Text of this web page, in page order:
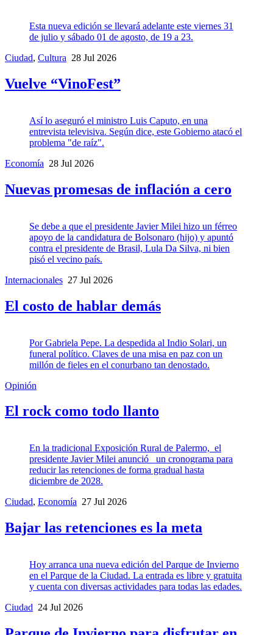
Esta nueva edición se llevará adelante este viernes 31
de julio y sábado 01 de agosto, de 19 a 23.
Ciudad, Cultura 28 Jul 2026
Vuelve “VinoFest”
Así lo aseguró el ministro Luis Caputo, en una
entrevista televisiva. Según dice, este Gobierno atacó el
problema "de raíz".
Economía 28 Jul 2026
Nuevas promesas de inflación a cero
Se debe a que el presidente Javier Milei hizo un férreo
apoyo de la candidatura de Bolsonaro (hijo) y apuntó
contra el presidente de Brasil, Lula Da Silva, ni bien
pisó el vecino país.
Internacionales 27 Jul 2026
El costo de hablar demás
Por Gabriela Pepe. La despedida al Indio Solari, un
funeral político. Claves de una misa en paz con un
millón de fieles en el conurbano tan denostado.
Opinión
El rock como todo llanto
En la tradicional Exposición Rural de Palermo, el
presidente Javier Milei anunció un cronograma para
reducir las retenciones de forma gradual hasta
diciembre de 2028.
Ciudad, Economía 27 Jul 2026
Bajar las retenciones es la meta
Hoy arranca una nueva edición del Parque de Invierno
en el Parque de la Ciudad. La entrada es libre y gratuita
y cuenta con diversas actividades para todas las edades.
Ciudad 24 Jul 2026